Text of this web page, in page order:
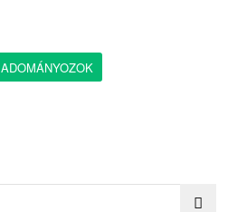
ADOMÁNYOZOK